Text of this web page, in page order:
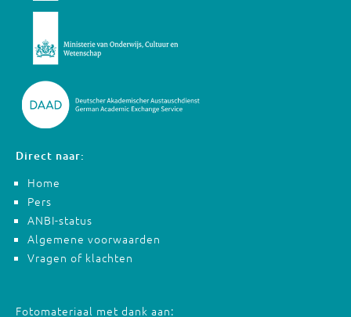
Direct naar:
Home
Pers
ANBI-status
Algemene voorwaarden
Vragen of klachten
Fotomateriaal met dank aan: